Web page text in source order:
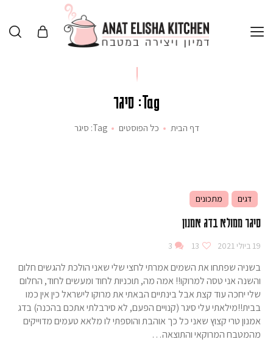
Tag: סיגר
דף הבית כל הפוסטים Tag: סיגר
דגים מתכונים
סיגר ממולא בדג אמנון
19 ביולי 2021 13
3
בשניה שפתחו את השמים אמרתי לחצי שלי שאני הולכת להגשים חלום
והשנה אני טסה למרוקו!! אמה מה, תוכניות לחוד ומעשים לחוד, החלום
שלי יחכה עוד קצת אבל בינתיים הבאתי את מרוקו לישראל כין אין כמו
בבית!!מילאתי עלי סיגר (קנויים הפעם, לא סירבלתי אתכם בהכנה) בדג
אמנון טרי קצוץ שאני כל כך אוהבת והוספתי לו מלאא טעמים מדוייקים
מהמטבח המרוקאי והתוצאה…